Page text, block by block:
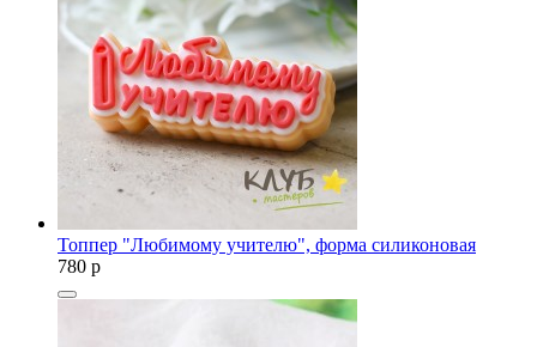
Топпер "Любимому учителю", форма силиконовая
780 p